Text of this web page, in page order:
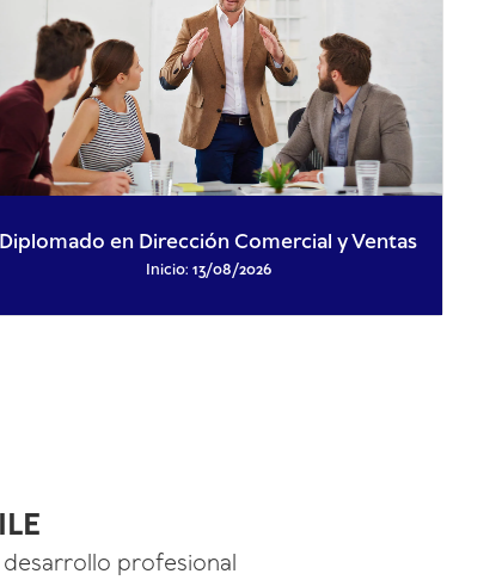
Diplomado en Dirección Comercial y Ventas
Inicio: 13/08/2026
profesional